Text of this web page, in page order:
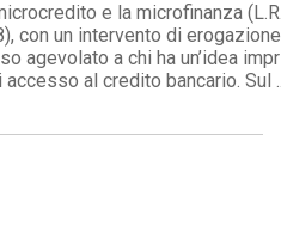
e la microfinanza
con un intervento di erogazione
agevolato a chi ha un’idea impr
al credito bancario. Sul